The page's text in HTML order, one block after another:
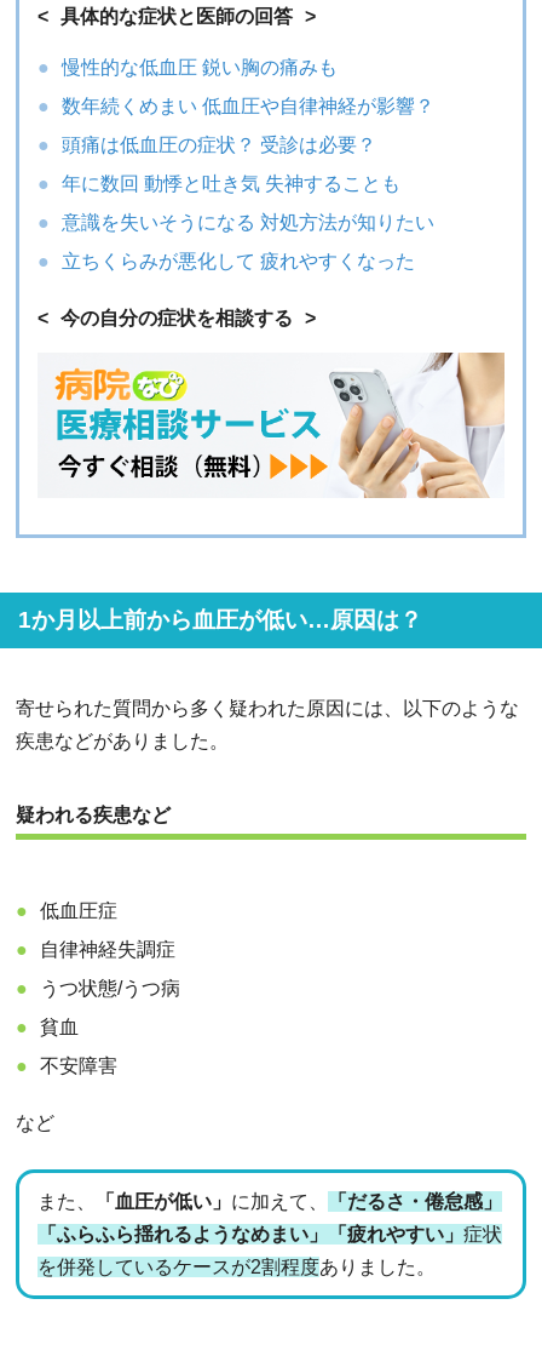
具体的な症状と医師の回答
慢性的な低血圧 鋭い胸の痛みも
数年続くめまい 低血圧や自律神経が影響？
頭痛は低血圧の症状？ 受診は必要？
年に数回 動悸と吐き気 失神することも
意識を失いそうになる 対処方法が知りたい
立ちくらみが悪化して 疲れやすくなった
今の自分の症状を相談する
1か月以上前から血圧が低い…原因は？
寄せられた質問から多く疑われた原因には、以下のような
疾患などがありました。
疑われる疾患など
低血圧症
自律神経失調症
うつ状態/うつ病
貧血
不安障害
など
また、 「血圧が低い」 に加えて、
「だるさ・倦怠感」
「ふらふら揺れるようなめまい」「疲れやすい」 症状
を併発しているケースが2割程度ありました。